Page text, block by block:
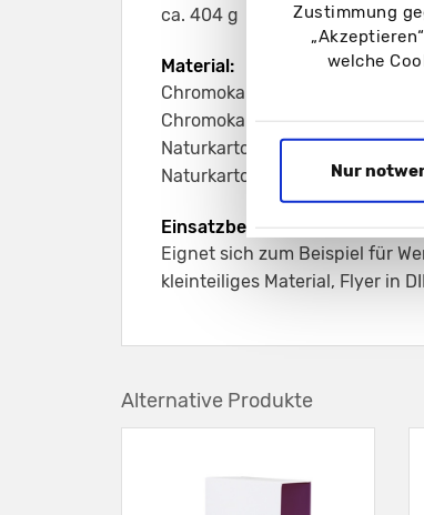
Zustimmung
welche
Nur
ca. 404 g
Material:
Chromokarton GC1 weiß 400 g/
Chromokarton GC1 weiß
Naturkarton braun 450 g/m²
Naturkarton schwarz 450 g/m²
Einsatzbereich:
Eignet sich zum Beispiel für
kleinteiliges Material, Flyer in
Alternative Produkte